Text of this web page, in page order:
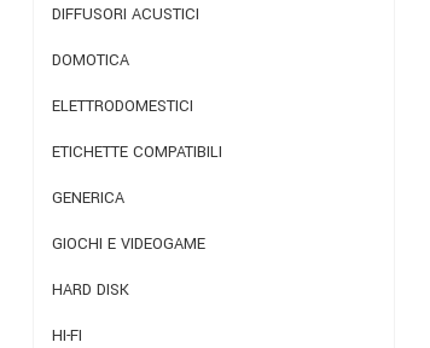
DIFFUSORI ACUSTICI
DOMOTICA
ELETTRODOMESTICI
ETICHETTE COMPATIBILI
GENERICA
GIOCHI E VIDEOGAME
HARD DISK
HI-FI